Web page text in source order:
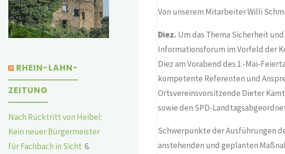
Von unserem Mitarbeiter Willi
Diez. Um das Thema Sicherheit
Informationsforum im Vorfeld der
Diez am Vorabend des 1.-Mai-
kompetente Referenten und
Ortsvereinsvorsitzende Dieter
sowie den SPD-
Schwerpunkte der Ausführungen
anstehenden und geplanten
RHEIN-LAHN-
ZEITUNG
Nach Rücktritt von Heibel:
Kein neuer Bürgermeister
für Fachbach in Sicht 6.